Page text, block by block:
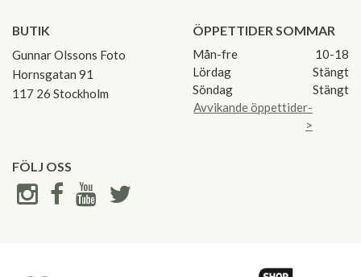
BUTIK
Gunnar Olssons Foto
Hornsgatan 91
117 26 Stockholm
ÖPPETTIDER SOMMAR
Mån-fre
10-18
Lördag
Stängt
Söndag
Stängt
Avvikande öppettider-
>
FÖLJ OSS